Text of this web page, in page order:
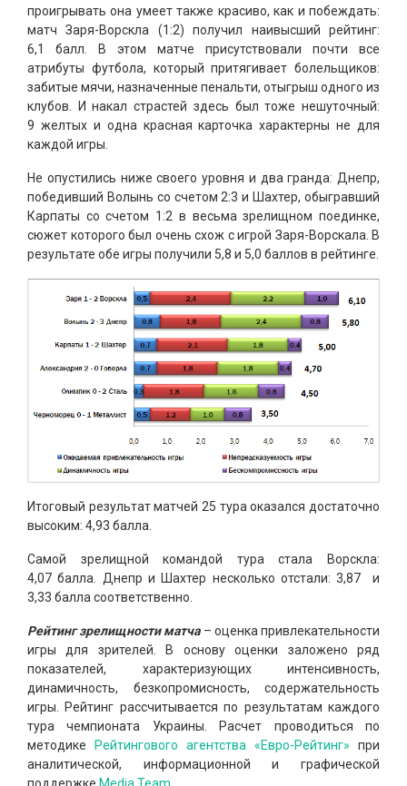
проигрывать она умеет также красиво, как и побеждать:
матч Заря-Ворскла (1:2) получил наивысший рейтинг:
6,1 балл. В этом матче присутствовали почти все
атрибуты футбола, который притягивает болельщиков:
забитые мячи, назначенные пенальти, отыгрыш одного из
клубов. И накал страстей здесь был тоже нешуточный:
9 желтых и одна красная карточка характерны не для
каждой игры.
Не опустились ниже своего уровня и два гранда: Днепр,
победивший Волынь со счетом 2:3 и Шахтер, обыгравший
Карпаты со счетом 1:2 в весьма зрелищном поединке,
сюжет которого был очень схож с игрой Заря-Ворскала. В
результате обе игры получили 5,8 и 5,0 баллов в рейтинге.
Итоговый результат матчей 25 тура оказался достаточно
высоким: 4,93 балла.
Самой зрелищной командой тура стала Ворскла:
4,07 балла. Днепр и Шахтер несколько отстали: 3,87 и
3,33 балла соответственно.
Рейтинг зрелищности матча– оценка привлекательности
игры для зрителей. В основу оценки заложено ряд
показателей, характеризующих интенсивность,
динамичность, безкопромисность, содержательность
игры. Рейтинг рассчитывается по результатам каждого
тура чемпионата Украины. Расчет проводиться по
методике
Рейтингового агентства «Евро-Рейтинг» при
аналитической, информационной и графической